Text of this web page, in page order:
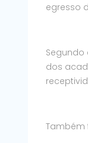
egresso
dos
Também